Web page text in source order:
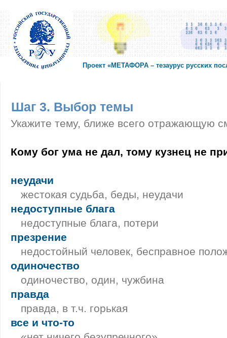
Проект «МЕТАФОРА – тезаурус русских
Шаг 3. Выбор темы
Укажите тему, ближе всего отражающую
Кому бог ума не дал, тому кузнец не
неудачи
жестокая судьба, беды, неудачи
недоступные блага
недоступные блага, потери
презрение
недостойный человек, бесправное
одиночество
одиночество, один, чужбина
правда
правда, в т.ч. горькая
все и что-то